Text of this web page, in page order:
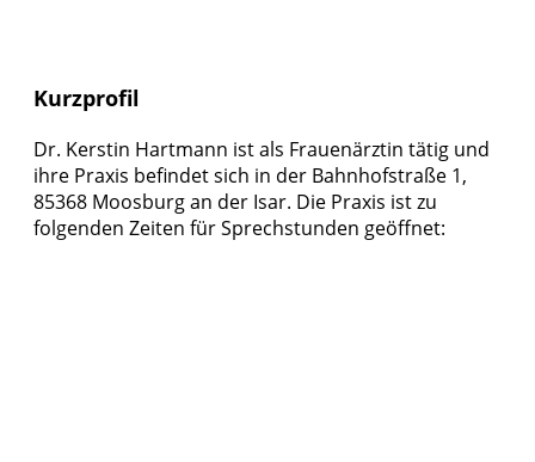
Kurzprofil
Dr. Kerstin Hartmann ist als Frauenärztin tätig und
ihre Praxis befindet sich in der Bahnhofstraße 1,
85368 Moosburg an der Isar. Die Praxis ist zu
folgenden Zeiten für Sprechstunden geöffnet: